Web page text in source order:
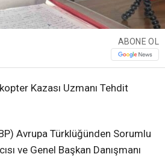
ABONE OL
Kazası Uzmanı Tehdit
Avrupa Türklüğünden Sorumlu
ve Genel Başkan Danışmanı